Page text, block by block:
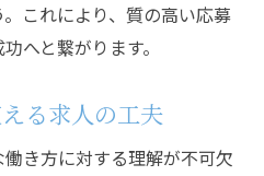
これにより、質の高い応募
へと繋がります。
る求人の工夫
き方に対する理解が不可欠